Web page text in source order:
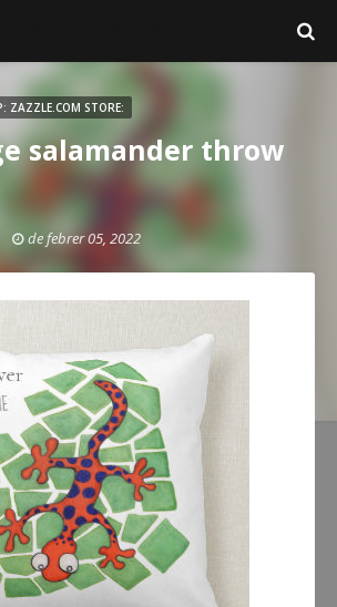
ZAZZLE.COM STORE:
salamander throw
de febrer 05, 2022